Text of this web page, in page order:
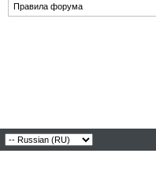
Правила форума